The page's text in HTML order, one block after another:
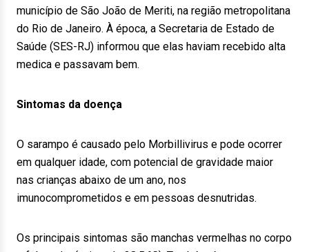
município de São João de Meriti, na região metropolitana
do Rio de Janeiro. À época, a Secretaria de Estado de
Saúde (SES-RJ) informou que elas haviam recebido alta
medica e passavam bem.
Sintomas da doença
O sarampo é causado pelo Morbillivirus e pode ocorrer
em qualquer idade, com potencial de gravidade maior
nas crianças abaixo de um ano, nos
imunocomprometidos e em pessoas desnutridas.
Os principais sintomas são manchas vermelhas no corpo